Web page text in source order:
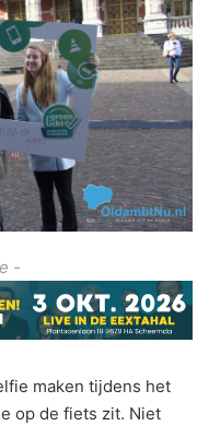
-
maken tijdens het
op de fiets zit. Niet